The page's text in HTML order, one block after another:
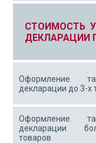
СТОИМОСТЬ
ДЕКЛАРАЦИИ
Оформление
декларации до 3-х
Оформление
декларации
товаров